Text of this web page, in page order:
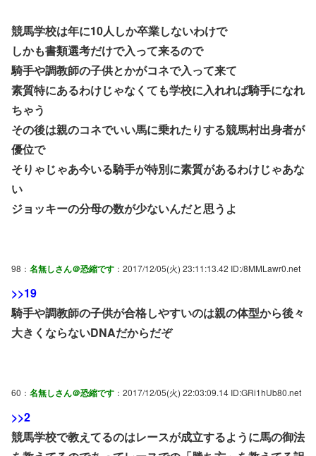
競馬学校は年に10人しか卒業しないわけで
しかも書類選考だけで入って来るので
騎手や調教師の子供とかがコネで入って来て
素質特にあるわけじゃなくても学校に入れれば騎手になれ
ちゃう
その後は親のコネでいい馬に乗れたりする競馬村出身者が
優位で
そりゃじゃあ今いる騎手が特別に素質があるわけじゃあな
い
ジョッキーの分母の数が少ないんだと思うよ
98： 名無しさん＠恐縮です ：2017/12/05(火) 23:11:13.42 ID:/8MMLawr0.net
>>19
騎手や調教師の子供が合格しやすいのは親の体型から後々
大きくならないDNAだからだぞ
60： 名無しさん＠恐縮です ：2017/12/05(火) 22:03:09.14 ID:GRi1hUb80.net
>>2
競馬学校で教えてるのはレースが成立するように馬の御法